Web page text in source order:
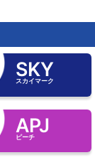
SKY
スカイマーク
APJ
ピーチ